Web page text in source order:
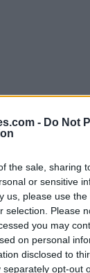
- Do Not
the sale, sharing
or sensitive
us, please use
selection. Please
you may
on personal
disclosed to
separately opt-out